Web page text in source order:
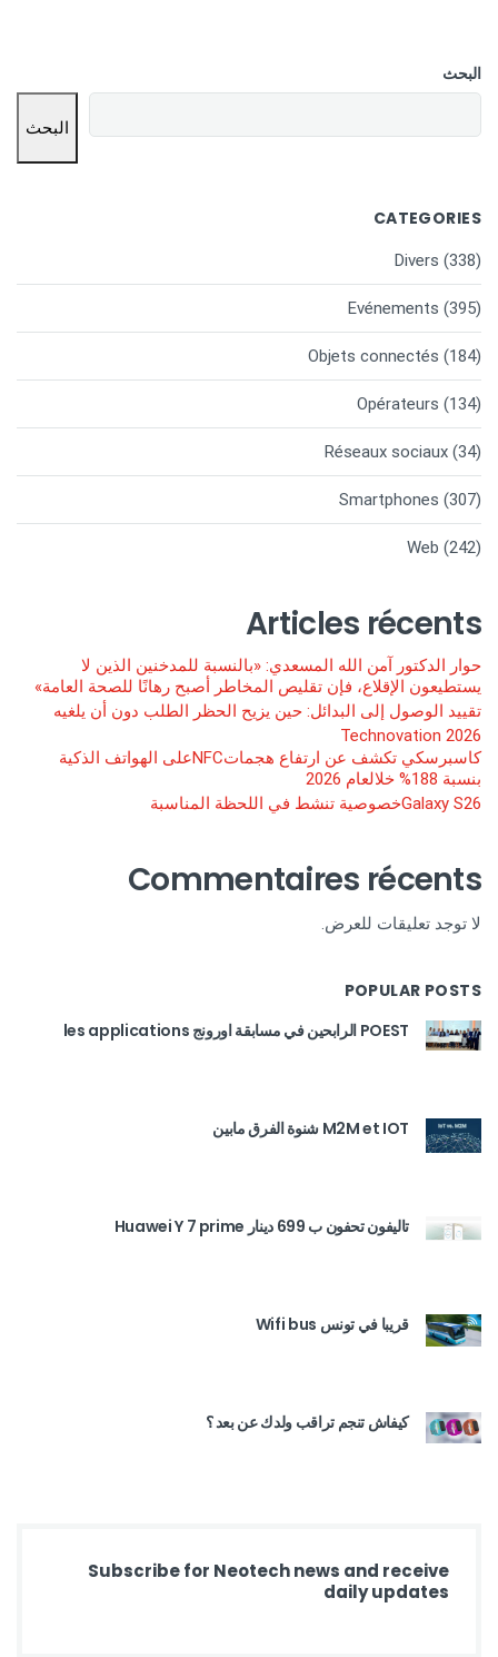
البحث
البحث
CATEGORIES
Divers (338)
Evénements (395)
Objets connectés (184)
Opérateurs (134)
Réseaux sociaux (34)
Smartphones (307)
Web (242)
Articles récents
حوار الدكتور آمن الله المسعدي: «بالنسبة للمدخنين الذين لا
يستطيعون الإقلاع، فإن تقليص المخاطر أصبح رهانًا للصحة العامة»
تقييد الوصول إلى البدائل: حين يزيح الحظر الطلب دون أن يلغيه
Technovation 2026
كاسبرسكي تكشف عن ارتفاع هجماتNFCعلى الهواتف الذكية
بنسبة 188% خلالعام 2026
Galaxy S26خصوصية تنشط في اللحظة المناسبة
Commentaires récents
لا توجد تعليقات للعرض.
POPULAR POSTS
POEST الرابحين في مسابقة اورونج les applications
M2M et IOT شنوة الفرق مابين
تاليفون تحفون ب 699 دينار Huawei Y 7 prime
قريبا في تونس Wifi bus
كيفاش تنجم تراقب ولدك عن بعد ؟
Subscribe for Neotech news and receive
daily updates